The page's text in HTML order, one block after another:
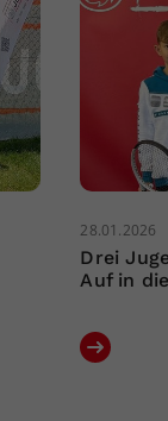
28.01.2026
Drei
Auf in